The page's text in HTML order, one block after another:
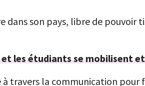
dans son pays, libre de pouvoir
les étudiants se mobilisent
travers la communication pour